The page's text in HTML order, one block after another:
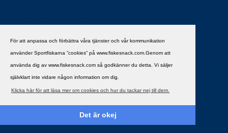
För att anpassa och förbättra våra tjänster och vår kommunikation
använder Sportfiskarna ”cookies” på www.fiskesnack.com.Genom att
använda dig av www.fiskesnack.com så godkänner du detta. Vi säljer
självklart inte vidare någon information om dig.
Klicka här för att läsa mer om cookies och hur du tackar nej till dem.
Det är okej